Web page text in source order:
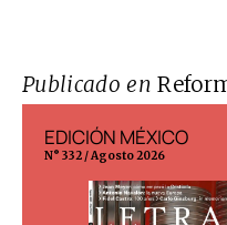
Publicado en
EDICIÓN MÉXICO
N° 332 / Agosto 2026